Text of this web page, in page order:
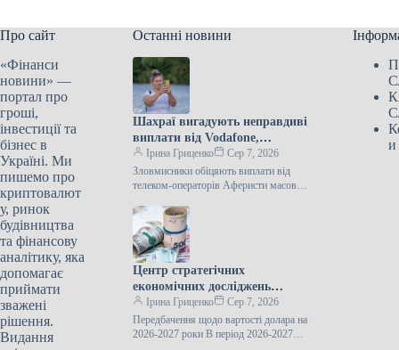
Про сайт
«Фінанси
новини» —
портал про
гроші,
інвестиції та
бізнес в
Україні. Ми
пишемо про
криптовалют
у, ринок
будівництва
та фінансову
аналітику, яка
допомагає
приймати
зважені
рішення.
Видання
Останні новини
Шахраї вигадують неправдиві
виплати від Vodafone,
Kyivstar та lifecell
Ірина Гриценко
Сер 7, 2026
Зловмисники обіцяють виплати від
телеком-операторів Аферисти масово
шахрайські повідомлення з обіцянкою
одноразової виплати 850 гривень
Центр стратегічних
економічних досліджень
опублікував прогноз щодо
курсу долара до 2027 року.
Ірина Гриценко
Сер 7, 2026
Передбачення щодо вартості долара на
2026-2027 роки В період 2026-2027
и